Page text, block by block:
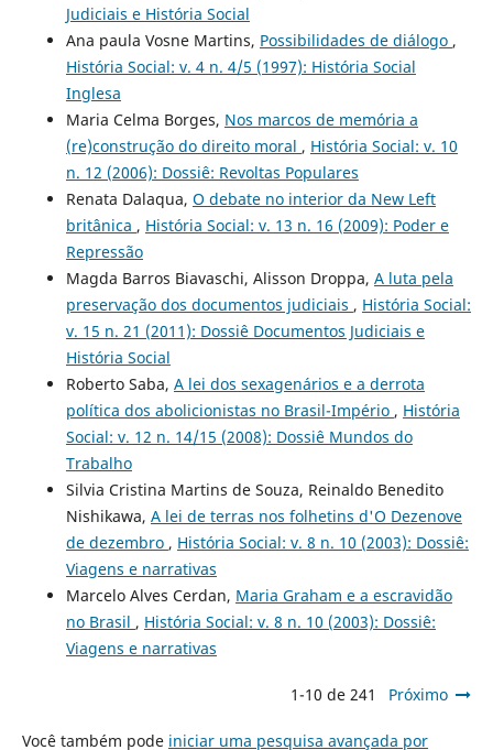
Judiciais e História Social
Ana paula Vosne Martins, Possibilidades de diálogo ,
História Social: v. 4 n. 4/5 (1997): História Social
Inglesa
Maria Celma Borges, Nos marcos de memória a
(re)construção do direito moral , História Social: v. 10
n. 12 (2006): Dossiê: Revoltas Populares
Renata Dalaqua, O debate no interior da New Left
britânica , História Social: v. 13 n. 16 (2009): Poder e
Repressão
Magda Barros Biavaschi, Alisson Droppa, A luta pela
preservação dos documentos judiciais , História Social:
v. 15 n. 21 (2011): Dossiê Documentos Judiciais e
História Social
Roberto Saba, A lei dos sexagenários e a derrota
política dos abolicionistas no Brasil-Império , História
Social: v. 12 n. 14/15 (2008): Dossiê Mundos do
Trabalho
Silvia Cristina Martins de Souza, Reinaldo Benedito
Nishikawa, A lei de terras nos folhetins d'O Dezenove
de dezembro , História Social: v. 8 n. 10 (2003): Dossiê:
Viagens e narrativas
Marcelo Alves Cerdan, Maria Graham e a escravidão
no Brasil , História Social: v. 8 n. 10 (2003): Dossiê:
Viagens e narrativas
1-10 de 241 Próximo
Você também pode iniciar uma pesquisa avançada por